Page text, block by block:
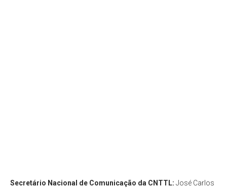
Secretário Nacional de Comunicação da CNTTL: José Carlos